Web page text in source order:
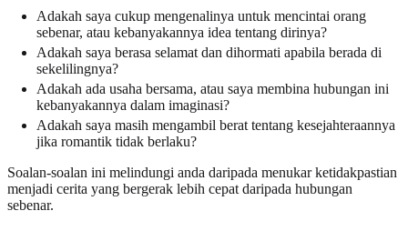
Adakah saya cukup mengenalinya untuk mencintai orang
sebenar, atau kebanyakannya idea tentang dirinya?
Adakah saya berasa selamat dan dihormati apabila berada di
sekelilingnya?
Adakah ada usaha bersama, atau saya membina hubungan ini
kebanyakannya dalam imaginasi?
Adakah saya masih mengambil berat tentang kesejahteraannya
jika romantik tidak berlaku?
Soalan-soalan ini melindungi anda daripada menukar ketidakpastian
menjadi cerita yang bergerak lebih cepat daripada hubungan
sebenar.